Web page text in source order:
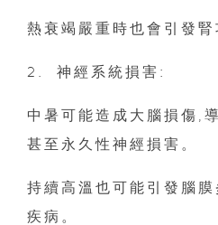
熱衰竭嚴重時也會引發腎
2.⁠ ⁠神經系統損害:
中暑可能造成大腦損傷,
甚至永久性神經損害。
持續高溫也可能引發腦
疾病。